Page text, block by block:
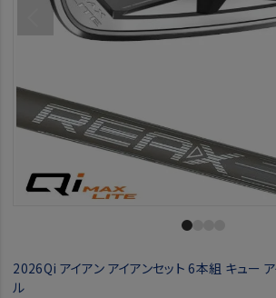
2026Qi アイアン アイアンセット 6本組 キュー
ル